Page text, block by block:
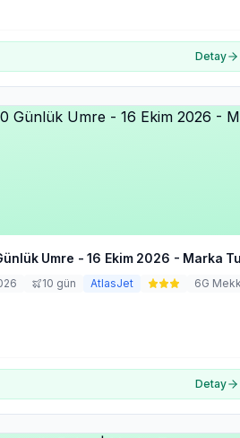
Detay
Umre - 16 Ekim 2026 - Marka
10 gün AtlasJet 6G
Detay